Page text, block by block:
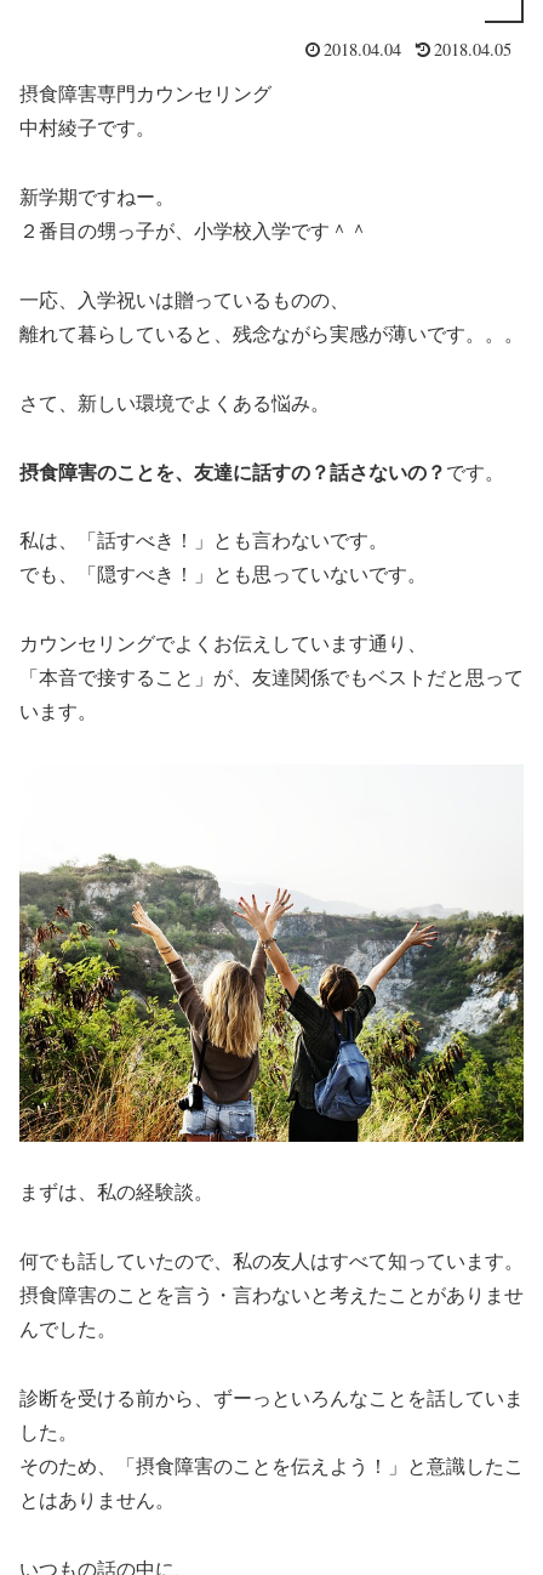
2018.04.04 2018.04.05
摂食障害専門カウンセリング
中村綾子です。
新学期ですねー。
２番目の甥っ子が、小学校入学です＾＾
一応、入学祝いは贈っているものの、
離れて暮らしていると、残念ながら実感が薄いです。。。
さて、新しい環境でよくある悩み。
摂食障害のことを、友達に話すの？話さないの？ です。
私は、「話すべき！」とも言わないです。
でも、「隠すべき！」とも思っていないです。
カウンセリングでよくお伝えしています通り、
「本音で接すること」が、友達関係でもベストだと思って
います。
まずは、私の経験談。
何でも話していたので、私の友人はすべて知っています。
摂食障害のことを言う・言わないと考えたことがありませ
んでした。
診断を受ける前から、ずーっといろんなことを話していま
した。
そのため、「摂食障害のことを伝えよう！」と意識したこ
とはありません。
いつもの話の中に、